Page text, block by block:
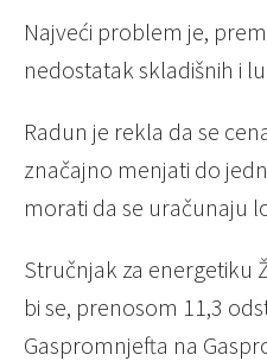
Najveći problem je,
nedostatak skladišnih i
Radun je rekla da se
značajno menjati do
morati da se uračunaju
Stručnjak za energetiku
bi se, prenosom 11,3
Gaspromnjefta na